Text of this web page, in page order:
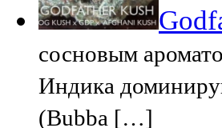
сосновым
Индика
(Bubba […]